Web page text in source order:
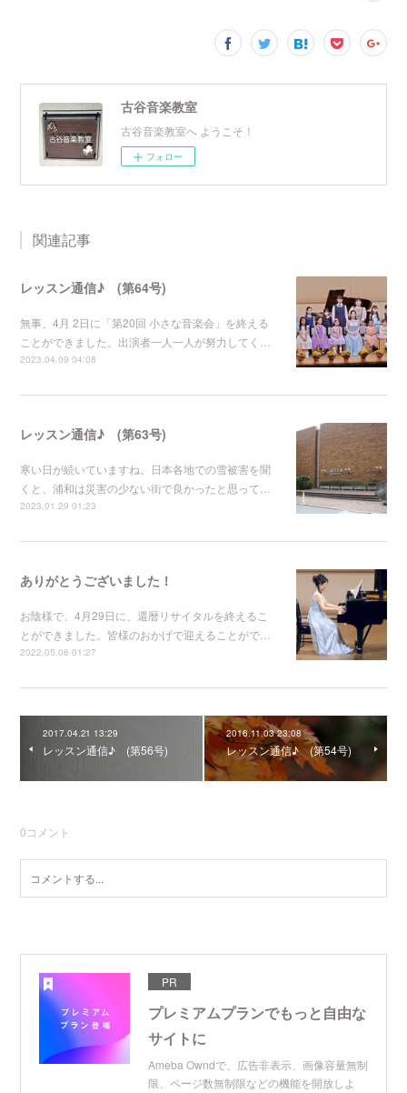
古谷音楽教室
古谷音楽教室へ ようこそ！
フォロー
関連記事
レッスン通信♪ (第64号)
無事、4月 2日に「第20回 小さな音楽会」を終える
ことができました。出演者一人一人が努力してく…
2023.04.09 04:08
レッスン通信♪ (第63号)
寒い日が続いていますね。日本各地での雪被害を聞
くと、浦和は災害の少ない街で良かったと思って…
2023.01.29 01:23
ありがとうございました！
お陰様で、4月29日に、還暦リサイタルを終えるこ
とができました。皆様のおかげで迎えることがで…
2022.05.06 01:27
2017.04.21 13:29
レッスン通信♪ (第56号)
2016.11.03 23:08
レッスン通信♪ (第54号)
0コメント
PR
プレミアムプランでもっと自由な
サイトに
Ameba Owndで、広告非表示、画像容量無制
限、ページ数無制限などの機能を開放しよ